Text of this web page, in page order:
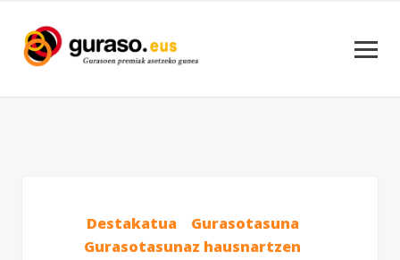
Destakatua
Gurasotasuna
Gurasotasunaz hausnartzen